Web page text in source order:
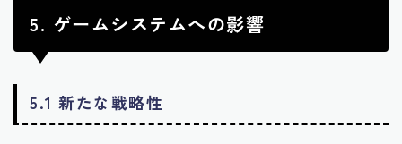
5. ゲームシステムへの影響
5.1 新たな戦略性